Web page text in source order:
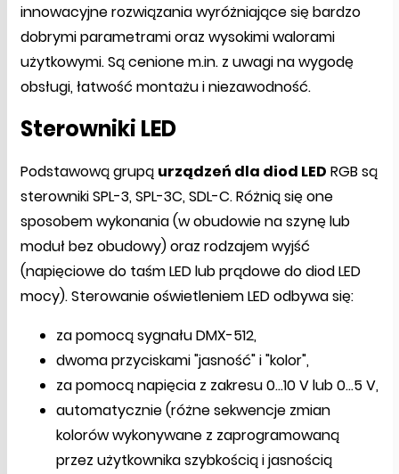
innowacyjne rozwiązania wyróżniające się bardzo
dobrymi parametrami oraz wysokimi walorami
użytkowymi. Są cenione m.in. z uwagi na wygodę
obsługi, łatwość montażu i niezawodność.
Sterowniki LED
Podstawową grupą urządzeń dla diod LED RGB są
sterowniki SPL-3, SPL-3C, SDL-C. Różnią się one
sposobem wykonania (w obudowie na szynę lub
moduł bez obudowy) oraz rodzajem wyjść
(napięciowe do taśm LED lub prądowe do diod LED
mocy). Sterowanie oświetleniem LED odbywa się:
za pomocą sygnału DMX-512,
dwoma przyciskami "jasność" i "kolor",
za pomocą napięcia z zakresu 0...10 V lub 0...5 V,
automatycznie (różne sekwencje zmian
kolorów wykonywane z zaprogramowaną
przez użytkownika szybkością i jasnością